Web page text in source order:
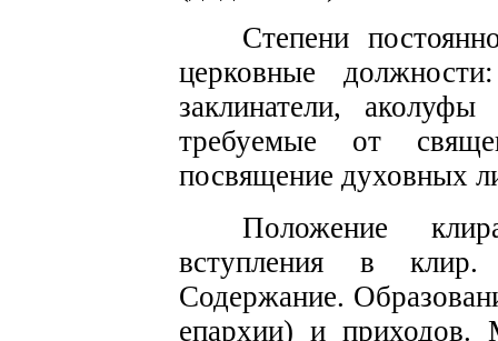
Степени
церковные
заклинатели, аколуфы
требуемые от с
посвящение духовных
Положение
вступления в
Содержание.
епархии) и приходов.